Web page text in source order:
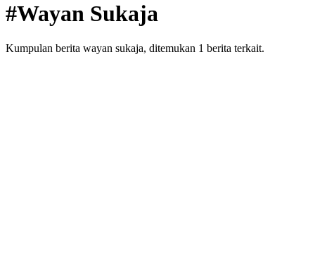
#Wayan Sukaja
Kumpulan berita wayan sukaja, ditemukan 1 berita terkait.